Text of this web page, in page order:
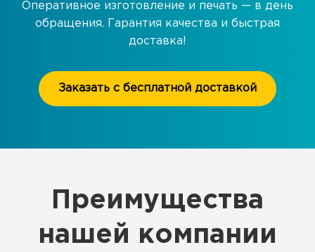
Оперативное изготовление и печать — в день
обращения. Гарантия качества и быстрая
доставка!
Заказать с бесплатной доставкой
Преимущества
нашей компании